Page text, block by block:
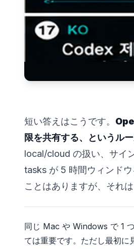
短い答えはこうです。
限を共有する、というル
local/cloud の扱い、サイ
tasks が 5 時間ウィンド
ことはありますが、それ
同じ Mac や Windows で 1
ては重要です。ただし最初